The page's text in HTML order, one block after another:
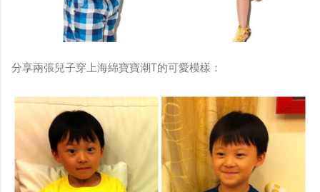
分享兩張兒子穿上海綿寶寶潮T的可愛模樣：